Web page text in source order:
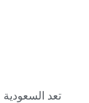
تعد